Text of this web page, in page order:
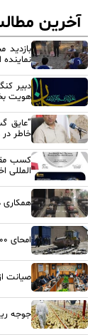
آخرین
بازدید
دبیر
هویت
“عایق
خاطر در
کسب
المللی
همکاری
امحای ۶۰۰ دستگاه ماینر غیرمجاز در استان مرکزی
صیانت
جوجه ریزی